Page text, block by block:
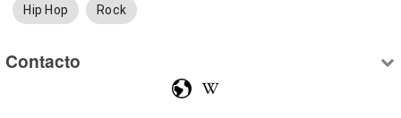
Hip Hop Rock
Contacto